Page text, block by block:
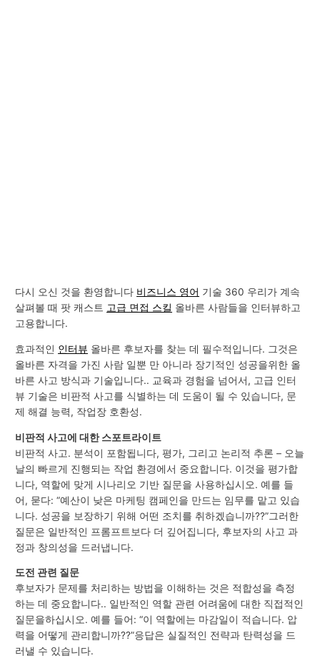
다시 오신 것을 환영합니다 비즈니스 영어 기술 360 우리가 계속
살펴볼 때 팟 캐스트 고급 면접 스킬 올바른 사람들을 인터뷰하고
고용합니다.
효과적인 인터뷰 올바른 후보자를 찾는 데 필수적입니다. 그것은
올바른 자격을 가진 사람 일뿐 만 아니라 장기적인 성공을위한 올
바른 사고 방식과 기술입니다.. 교육과 경험을 넘어서, 고급 인터
뷰 기술은 비판적 사고를 식별하는 데 도움이 될 수 있습니다, 문
제 해결 능력, 작업장 호환성.
비판적 사고에 대한 스포트라이트
비판적 사고. 분석이 포함됩니다, 평가, 그리고 논리적 추론 – 오늘
날의 빠르게 진행되는 작업 환경에서 중요합니다. 이것을 평가합
니다, 역할에 맞게 시나리오 기반 질문을 사용하십시오. 예를 들
어, 묻다: “예산이 낮은 마케팅 캠페인을 만드는 임무를 맡고 있습
니다. 성공을 보장하기 위해 어떤 조치를 취하겠습니까??”그러한
질문은 일반적인 프롬프트보다 더 깊어집니다, 후보자의 사고 과
정과 창의성을 드러냅니다.
도전 관련 질문
후보자가 문제를 처리하는 방법을 이해하는 것은 적합성을 측정
하는 데 중요합니다.. 일반적인 역할 관련 어려움에 대한 직접적인
질문을하십시오. 예를 들어: “이 역할에는 마감일이 적습니다. 압
력을 어떻게 관리합니까??”응답은 실질적인 전략과 탄력성을 드
러낼 수 있습니다.